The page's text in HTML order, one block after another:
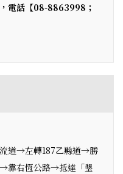
電話【08-8863998；
道→左轉187乙縣道→勝
靠右恆公路→抵達「墾